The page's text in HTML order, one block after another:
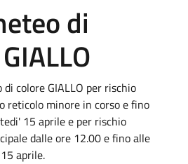
di
colore GIALLO per rischio
reticolo minore in corso e fino
15 aprile e per rischio
dalle ore 12.00 e fino alle
aprile.